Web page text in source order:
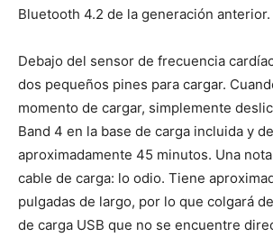
Bluetooth 4.2 de la generación anterior.
Debajo del sensor de frecuencia
dos pequeños pines para cargar.
momento de cargar, simplemente
Band 4 en la base de carga incluida y
aproximadamente 45 minutos. Una
cable de carga: lo odio. Tiene
pulgadas de largo, por lo que colgará
de carga USB que no se encuentre